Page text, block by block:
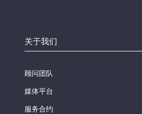
关于我们
顾问团队
媒体平台
服务合约